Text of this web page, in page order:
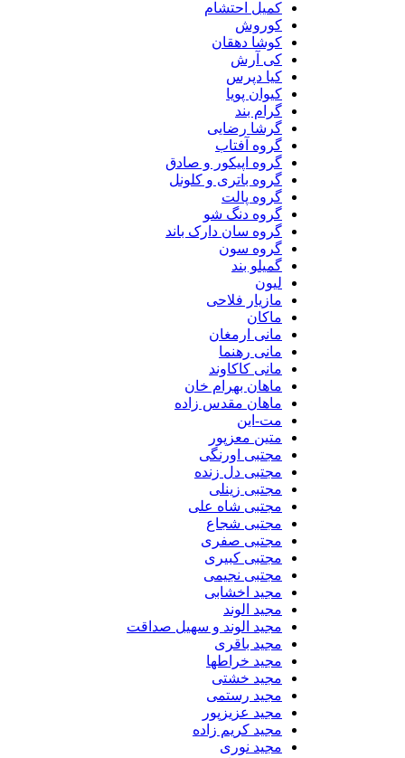
کمیل احتشام
کوروش
کوشا دهقان
کی آرش
کیا دپرس
کیوان پویا
گرام بند
گرشا رضایی
گروه آفتاب
گروه اپیکور و صادق
گروه باتری و کلونل
گروه پالت
گروه دنگ شو
گروه سان دارک باند
گروه سون
گمیلو بند
لیون
مازیار فلاحی
ماکان
مانی ارمغان
مانی رهنما
مانی کاکاوند
ماهان بهرام خان
ماهان مقدس زاده
مت-این
متین معزپور
مجتبی اورنگی
مجتبی دل زنده
مجتبی زینلی
مجتبی شاه علی
مجتبی شجاع
مجتبی صفری
مجتبی کبیری
مجتبی نجیمی
مجید اخشابی
مجید الوند‎
مجید الوند و سهیل صداقت
مجید باقری
مجید خراطها
مجید خشتی
مجید رستمی
مجید عزیزپور
مجید کریم زاده
مجید نوری